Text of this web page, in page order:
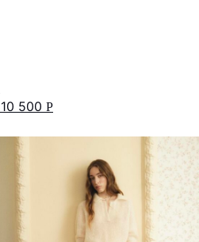
10 500 Р